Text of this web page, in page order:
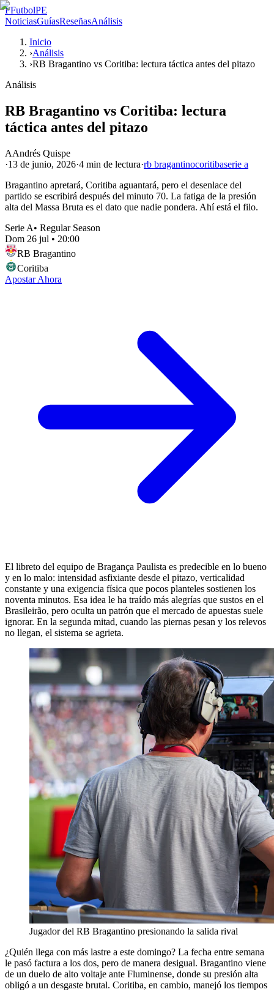
FFutbolPE
NoticiasGuíasReseñasAnálisis
Inicio
›Análisis
›RB Bragantino vs Coritiba: lectura táctica antes del pitazo
Análisis
RB Bragantino vs Coritiba: lectura
táctica antes del pitazo
AAndrés Quispe
·13 de junio, 2026·4 min de lectura·rb bragantinocoritibaserie a
Bragantino apretará, Coritiba aguantará, pero el desenlace del
partido se escribirá después del minuto 70. La fatiga de la presión
alta del Massa Bruta es el dato que nadie pondera. Ahí está el filo.
Serie A• Regular Season
Dom 26 jul • 20:00
RB Bragantino
Coritiba
Apostar Ahora
El libreto del equipo de Bragança Paulista es predecible en lo bueno
y en lo malo: intensidad asfixiante desde el pitazo, verticalidad
constante y una exigencia física que pocos planteles sostienen los
noventa minutos. Esa idea le ha traído más alegrías que sustos en el
Brasileirão, pero oculta un patrón que el mercado de apuestas suele
ignorar. En la segunda mitad, cuando las piernas pesan y los relevos
no llegan, el sistema se agrieta.
Jugador del RB Bragantino presionando la salida rival
¿Quién llega con más lastre a este domingo? La fecha entre semana
le pasó factura a los dos, pero de manera desigual. Bragantino viene
de un duelo de alto voltaje ante Fluminense, donde su presión alta
obligó a un desgaste brutal. Coritiba, en cambio, manejó los tiempos